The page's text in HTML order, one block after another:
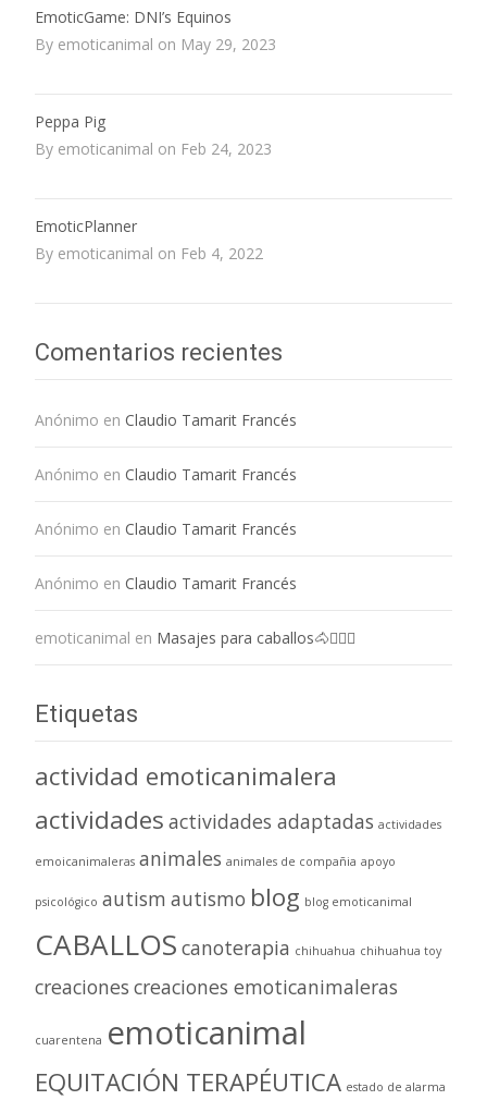
EmoticGame: DNI’s Equinos
By emoticanimal on May 29, 2023
Peppa Pig
By emoticanimal on Feb 24, 2023
EmoticPlanner
By emoticanimal on Feb 4, 2022
Comentarios recientes
Anónimo en Claudio Tamarit Francés
Anónimo en Claudio Tamarit Francés
Anónimo en Claudio Tamarit Francés
Anónimo en Claudio Tamarit Francés
emoticanimal en Masajes para caballos🐴💆🏻‍♀️
Etiquetas
actividad emoticanimalera
actividades actividades adaptadas actividades
emoicanimaleras animales animales de compañia apoyo
psicológico autism autismo blog blog emoticanimal
CABALLOS canoterapia chihuahua chihuahua toy
creaciones creaciones emoticanimaleras
cuarentena emoticanimal
EQUITACIÓN TERAPÉUTICA estado de alarma